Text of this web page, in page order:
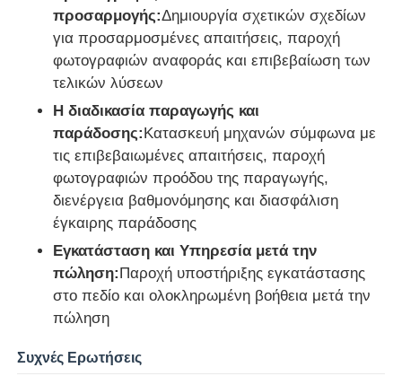
προσαρμογής:Δημιουργία σχετικών σχεδίων
για προσαρμοσμένες απαιτήσεις, παροχή
φωτογραφιών αναφοράς και επιβεβαίωση των
τελικών λύσεων
Η διαδικασία παραγωγής και
παράδοσης:Κατασκευή μηχανών σύμφωνα με
τις επιβεβαιωμένες απαιτήσεις, παροχή
φωτογραφιών προόδου της παραγωγής,
διενέργεια βαθμονόμησης και διασφάλιση
έγκαιρης παράδοσης
Εγκατάσταση και Υπηρεσία μετά την
πώληση:Παροχή υποστήριξης εγκατάστασης
στο πεδίο και ολοκληρωμένη βοήθεια μετά την
πώληση
Συχνές Ερωτήσεις